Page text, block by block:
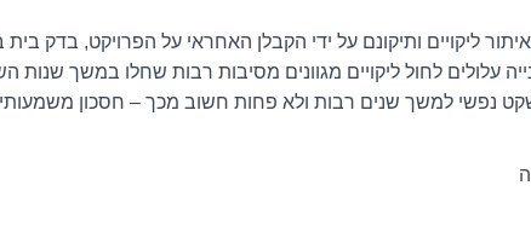
ליקויים ותיקונם על ידי הקבלן האחראי על הפרויקט, בדק בית
עלולים לחול ליקויים מגוונים מסיבות רבות שחלו במשך שנות
נפשי למשך שנים רבות ולא פחות חשוב מכך – חסכון משמעותי